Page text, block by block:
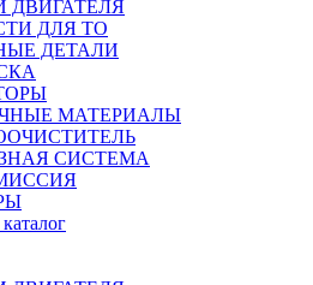
ДВИГАТЕЛЯ
ДЛЯ ТО
ДЕТАЛИ
МАТЕРИАЛЫ
СИСТЕМА